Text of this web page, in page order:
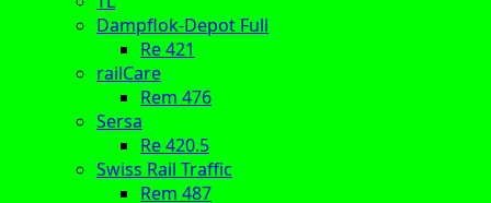
Dampflok-Depot Full
Re 421
railCare
Rem 476
Sersa
Re 420.5
Swiss Rail Traffic
Rem 487